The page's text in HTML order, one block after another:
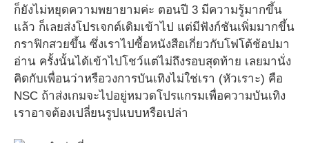
ก็ยังไม่หยุดความพยายามค่ะ ตอนปี 3 มีความรู้มากขึ้น
แล้ว ก็เลยส่งโปรเจกต์เดิมเข้าไป แต่มีฟังก์ชันเพิ่มมากขึ้น
กราฟิกสวยขึ้น ซึ่งเราไปซื้อหนังสือเกี่ยวกับโฟโต้ช้อปมา
อ่าน ครั้งนั้นได้เข้าไปโชว์แต่ไม่ถึงรอบสุดท้าย เลยมานั่ง
คิดกับเพื่อนว่าหรือวงการบันเทิงไม่ใช่เรา (หัวเราะ) คือ
NSC ถ้าส่งเกมจะไปอยู่หมวดโปรแกรมเพื่อความบันเทิง
เราอาจต้องเปลี่ยนรูปแบบหรือเปล่า